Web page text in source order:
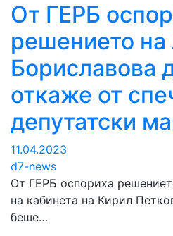
От ГЕРБ
решението на
Бориславова
откаже от
депутатски
11.04.2023
d7-news
От ГЕРБ оспориха
на кабинета на Кирил
беше…